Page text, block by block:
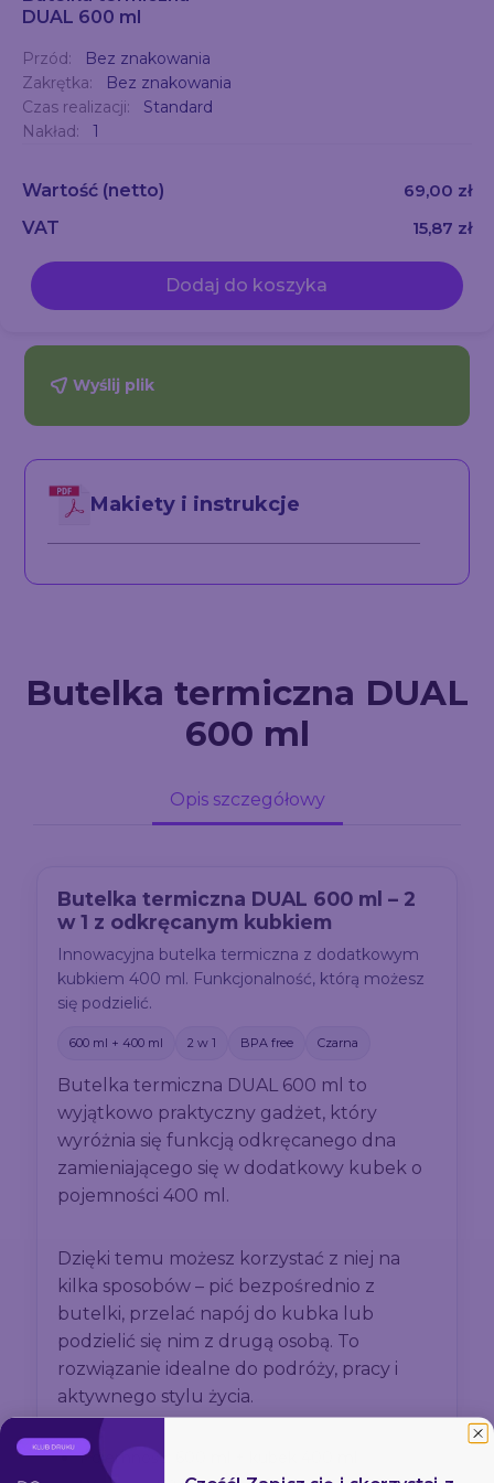
DUAL 600 ml
Przód:
Bez znakowania
Zakrętka:
Bez znakowania
Czas realizacji:
Standard
Nakład:
1
Wartość (netto)
69,00 zł
VAT
15,87 zł
Dodaj do koszyka
Wyślij plik
Makiety i instrukcje
Butelka termiczna DUAL
600 ml
Opis szczegółowy
Butelka termiczna DUAL 600 ml – 2
w 1 z odkręcanym kubkiem
Innowacyjna butelka termiczna z dodatkowym
kubkiem 400 ml. Funkcjonalność, którą możesz
się podzielić.
600 ml + 400 ml 2 w 1 BPA free Czarna
Butelka termiczna DUAL 600 ml to
wyjątkowo praktyczny gadżet, który
wyróżnia się funkcją odkręcanego dna
zamieniającego się w dodatkowy kubek o
pojemności 400 ml.
Dzięki temu możesz korzystać z niej na
kilka sposobów – pić bezpośrednio z
butelki, przelać napój do kubka lub
podzielić się nim z drugą osobą. To
rozwiązanie idealne do podróży, pracy i
aktywnego stylu życia.
Pojemność: 600 ml + kubek 400 ml